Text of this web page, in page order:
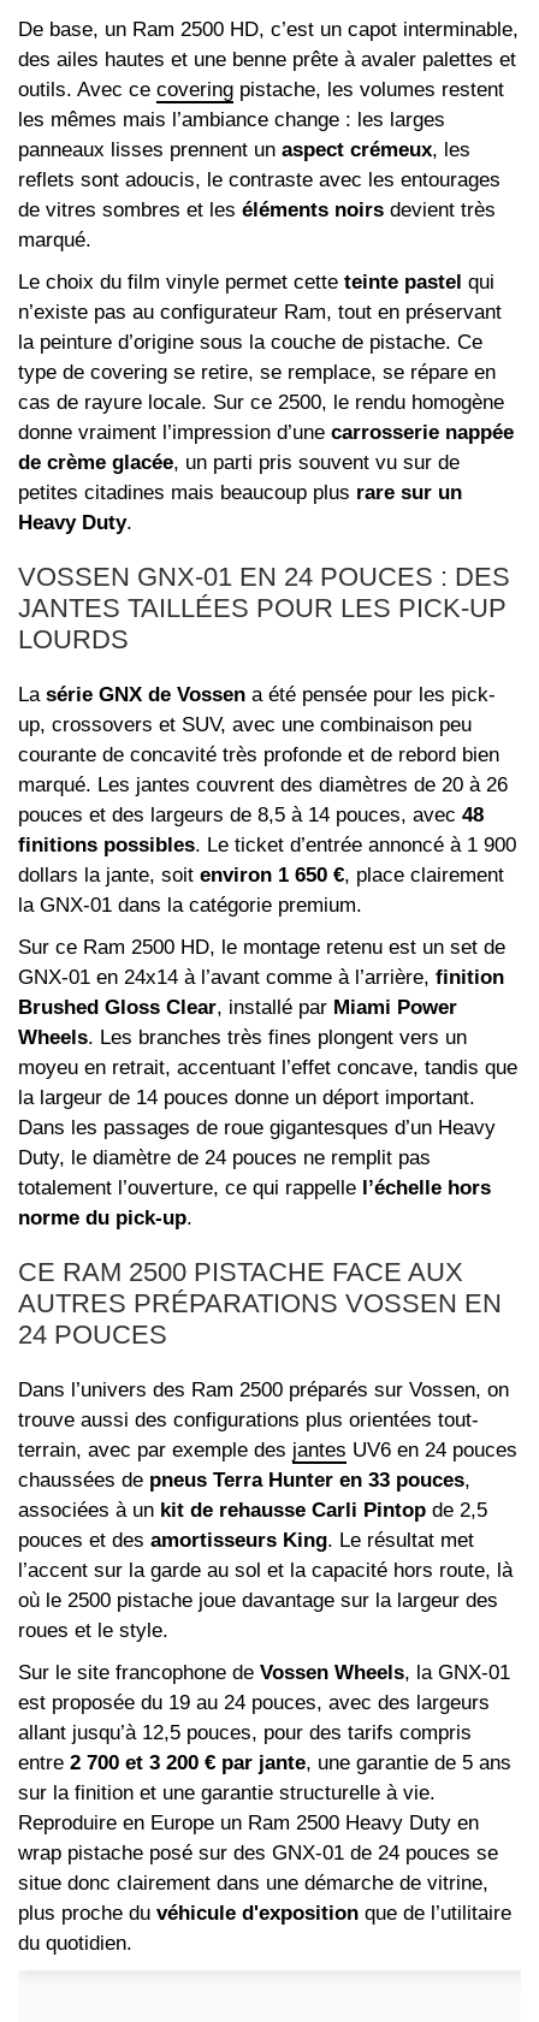
De base, un Ram 2500 HD, c’est un capot interminable,
des ailes hautes et une benne prête à avaler palettes et
outils. Avec ce covering pistache, les volumes restent
les mêmes mais l’ambiance change : les larges
panneaux lisses prennent un aspect crémeux, les
reflets sont adoucis, le contraste avec les entourages
de vitres sombres et les éléments noirs devient très
marqué.
Le choix du film vinyle permet cette teinte pastel qui
n’existe pas au configurateur Ram, tout en préservant
la peinture d’origine sous la couche de pistache. Ce
type de covering se retire, se remplace, se répare en
cas de rayure locale. Sur ce 2500, le rendu homogène
donne vraiment l’impression d’une carrosserie nappée
de crème glacée, un parti pris souvent vu sur de
petites citadines mais beaucoup plus rare sur un
Heavy Duty.
VOSSEN GNX-01 EN 24 POUCES : DES
JANTES TAILLÉES POUR LES PICK-UP
LOURDS
La série GNX de Vossen a été pensée pour les pick-
up, crossovers et SUV, avec une combinaison peu
courante de concavité très profonde et de rebord bien
marqué. Les jantes couvrent des diamètres de 20 à 26
pouces et des largeurs de 8,5 à 14 pouces, avec 48
finitions possibles. Le ticket d’entrée annoncé à 1 900
dollars la jante, soit environ 1 650 €, place clairement
la GNX-01 dans la catégorie premium.
Sur ce Ram 2500 HD, le montage retenu est un set de
GNX-01 en 24x14 à l’avant comme à l’arrière, finition
Brushed Gloss Clear, installé par Miami Power
Wheels. Les branches très fines plongent vers un
moyeu en retrait, accentuant l’effet concave, tandis que
la largeur de 14 pouces donne un déport important.
Dans les passages de roue gigantesques d’un Heavy
Duty, le diamètre de 24 pouces ne remplit pas
totalement l’ouverture, ce qui rappelle l’échelle hors
norme du pick-up.
CE RAM 2500 PISTACHE FACE AUX
AUTRES PRÉPARATIONS VOSSEN EN
24 POUCES
Dans l’univers des Ram 2500 préparés sur Vossen, on
trouve aussi des configurations plus orientées tout-
terrain, avec par exemple des jantes UV6 en 24 pouces
chaussées de pneus Terra Hunter en 33 pouces,
associées à un kit de rehausse Carli Pintop de 2,5
pouces et des amortisseurs King. Le résultat met
l’accent sur la garde au sol et la capacité hors route, là
où le 2500 pistache joue davantage sur la largeur des
roues et le style.
Sur le site francophone de Vossen Wheels, la GNX-01
est proposée du 19 au 24 pouces, avec des largeurs
allant jusqu’à 12,5 pouces, pour des tarifs compris
entre 2 700 et 3 200 € par jante, une garantie de 5 ans
sur la finition et une garantie structurelle à vie.
Reproduire en Europe un Ram 2500 Heavy Duty en
wrap pistache posé sur des GNX-01 de 24 pouces se
situe donc clairement dans une démarche de vitrine,
plus proche du véhicule d'exposition que de l’utilitaire
du quotidien.